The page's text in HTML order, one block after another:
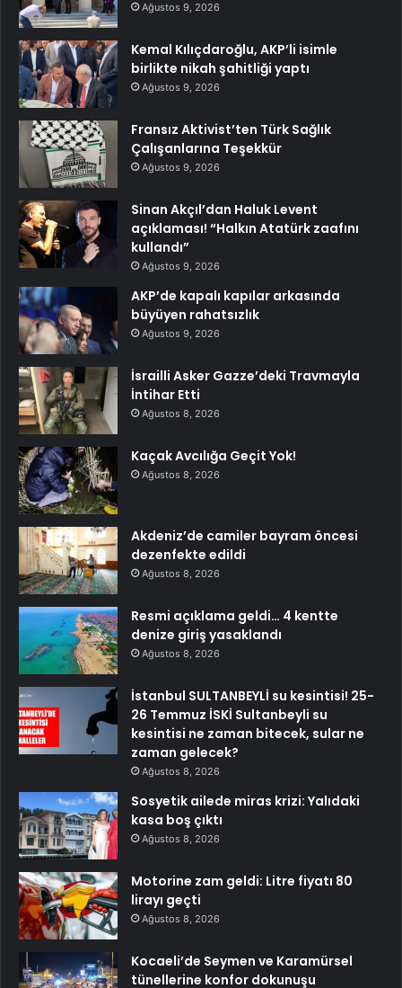
Ağustos 9, 2026
Kemal Kılıçdaroğlu, AKP’li isimle
birlikte nikah şahitliği yaptı
Ağustos 9, 2026
Fransız Aktivist’ten Türk Sağlık
Çalışanlarına Teşekkür
Ağustos 9, 2026
Sinan Akçıl’dan Haluk Levent
açıklaması! “Halkın Atatürk zaafını
kullandı”
Ağustos 9, 2026
AKP’de kapalı kapılar arkasında
büyüyen rahatsızlık
Ağustos 9, 2026
İsrailli Asker Gazze’deki Travmayla
İntihar Etti
Ağustos 8, 2026
Kaçak Avcılığa Geçit Yok!
Ağustos 8, 2026
Akdeniz’de camiler bayram öncesi
dezenfekte edildi
Ağustos 8, 2026
Resmi açıklama geldi… 4 kentte
denize giriş yasaklandı
Ağustos 8, 2026
İstanbul SULTANBEYLİ su kesintisi! 25-
26 Temmuz İSKİ Sultanbeyli su
kesintisi ne zaman bitecek, sular ne
zaman gelecek?
Ağustos 8, 2026
Sosyetik ailede miras krizi: Yalıdaki
kasa boş çıktı
Ağustos 8, 2026
Motorine zam geldi: Litre fiyatı 80
lirayı geçti
Ağustos 8, 2026
Kocaeli’de Seymen ve Karamürsel
tünellerine konfor dokunuşu